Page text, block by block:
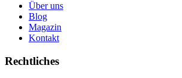
Über uns
Blog
Magazin
Kontakt
Rechtliches